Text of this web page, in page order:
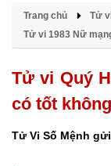
Trang chủ
Tử
Tử vi 1983 Nữ
Tử vi Quý
có tốt
Tử Vi Số Mệnh